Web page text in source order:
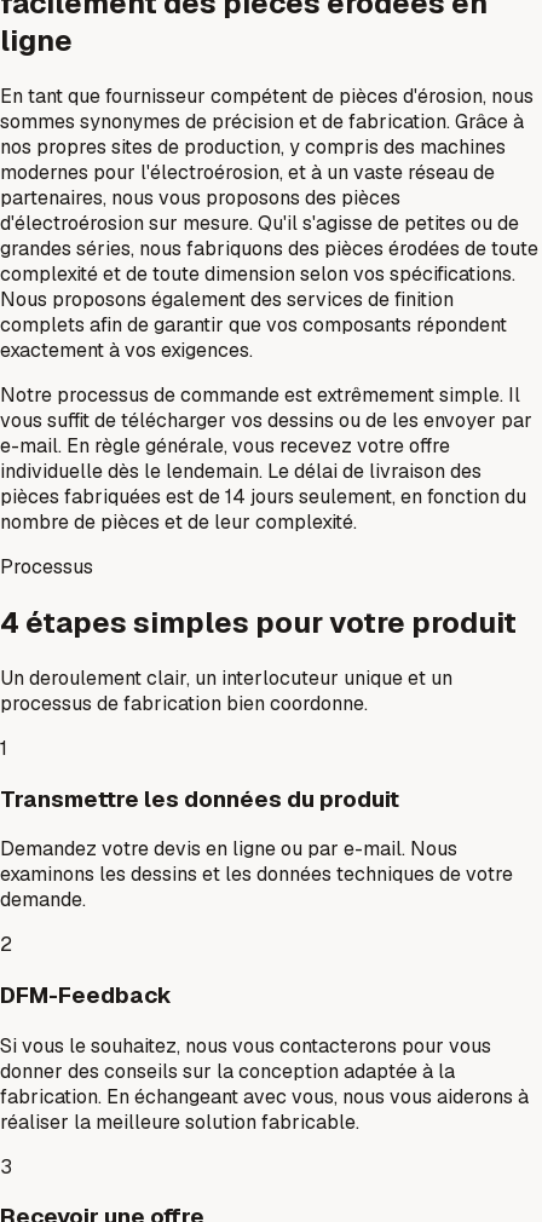
ligne
En tant que fournisseur compétent de pièces d'érosion, nous
sommes synonymes de précision et de fabrication. Grâce à
nos propres sites de production, y compris des machines
modernes pour l'électroérosion, et à un vaste réseau de
partenaires, nous vous proposons des pièces
d'électroérosion sur mesure. Qu'il s'agisse de petites ou de
grandes séries, nous fabriquons des pièces érodées de toute
complexité et de toute dimension selon vos spécifications.
Nous proposons également des services de finition
complets afin de garantir que vos composants répondent
exactement à vos exigences.
Notre processus de commande est extrêmement simple. Il
vous suffit de télécharger vos dessins ou de les envoyer par
e-mail. En règle générale, vous recevez votre offre
individuelle dès le lendemain. Le délai de livraison des
pièces fabriquées est de 14 jours seulement, en fonction du
nombre de pièces et de leur complexité.
Processus
4 étapes simples pour votre produit
Un deroulement clair, un interlocuteur unique et un
processus de fabrication bien coordonne.
1
Transmettre les données du produit
Demandez votre devis en ligne ou par e-mail. Nous
examinons les dessins et les données techniques de votre
demande.
2
DFM-Feedback
Si vous le souhaitez, nous vous contacterons pour vous
donner des conseils sur la conception adaptée à la
fabrication. En échangeant avec vous, nous vous aiderons à
réaliser la meilleure solution fabricable.
3